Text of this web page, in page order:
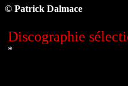
© Patrick Dalmace
Discographie
*